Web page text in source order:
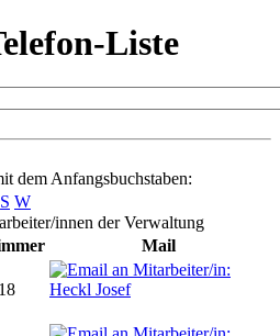
Liste
dem Anfangsbuchstaben:
S W
innen der Verwaltung
Mail